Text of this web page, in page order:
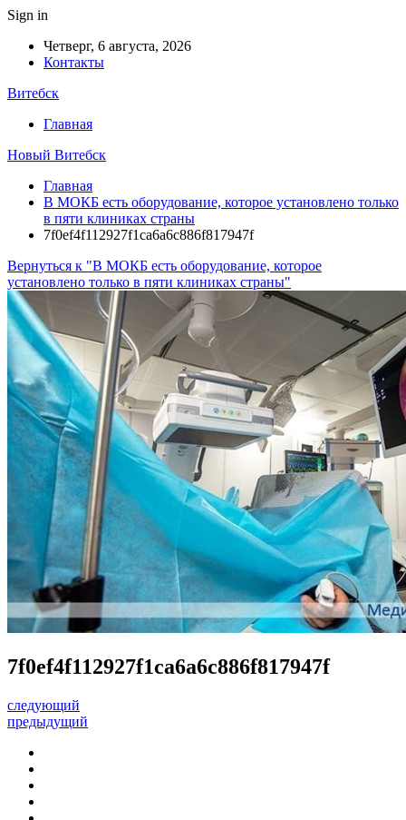
Sign in
Четверг, 6 августа, 2026
Контакты
Витебск
Главная
Новый Витебск
Главная
В МОКБ есть оборудование, которое установлено только
в пяти клиниках страны
7f0ef4f112927f1ca6a6c886f817947f
Вернуться к "В МОКБ есть оборудование, которое
установлено только в пяти клиниках страны"
7f0ef4f112927f1ca6a6c886f817947f
следующий
предыдущий